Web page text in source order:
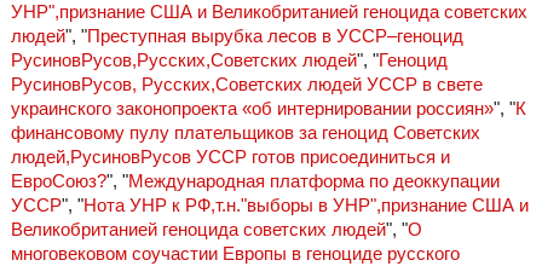
УНР",признание США и Великобританией геноцида советских
людей", "Преступная вырубка лесов в УССР–геноцид
РусиновРусов,Русских,Советских людей", "Геноцид
РусиновРусов, Русских,Советских людей УССР в свете
украинского законопроекта «об интернировании россиян»", "К
финансовому пулу плательщиков за геноцид Советских
людей,РусиновРусов УССР готов присоединиться и
ЕвроСоюз?", "Международная платформа по деоккупации
УССР", "Нота УНР к РФ,т.н."выборы в УНР",признание США и
Великобританией геноцида советских людей", "О
многовековом соучастии Европы в геноциде русского